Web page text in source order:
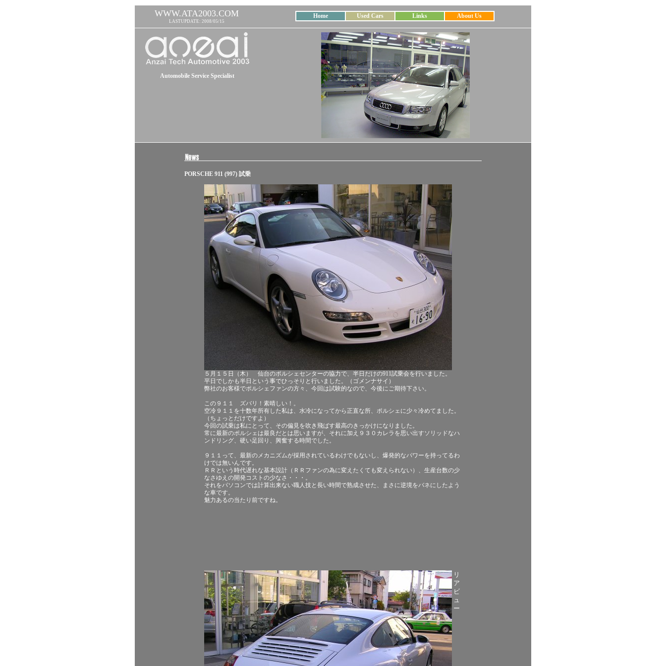
WWW.ATA2003.COM
LASTUPDATE: 2008/05/15
Home Used Cars Links About Us
Automobile Service Specialist
PORSCHE 911 (997) 試乗
５月１５日（木） 仙台のポルシェセンターの協力で、半日だけの911試乗会を行いました。
平日でしかも半日という事でひっそりと行いました。（ゴメンナサイ）
弊社のお客様でポルシェファンの方々、今回は試験的なので、今後にご期待下さい。
この９１１ ズバリ！素晴しい！。
空冷９１１を十数年所有した私は、水冷になってから正直な所、ポルシェに少々冷めてました。
（ちょっとだけですよ）
今回の試乗は私にとって、その偏見を吹き飛ばす最高のきっかけになりました。
常に最新のポルシェは最良だとは思いますが、それに加え９３０カレラを思い出すソリッドなハ
ンドリング、硬い足回り、興奮する時間でした。
９１１って、最新のメカニズムが採用されているわけでもないし、爆発的なパワーを持ってるわ
けでは無いんです。
ＲＲという時代遅れな基本設計（ＲＲファンの為に変えたくても変えられない）、生産台数の少
なさゆえの開発コストの少なさ・・・。
それをパソコンでは計算出来ない職人技と長い時間で熟成させた、まさに逆境をバネにしたよう
な車です。
魅力あるの当たり前ですね。
リ
ア
ビ
ュ
ー